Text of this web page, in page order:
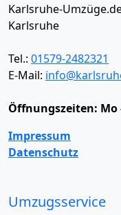
Karlsruhe-
Karlsruhe
Tel.: 01579-2482321
E-Mail:
Öffnungszeiten: Mo
Impressum
Datenschutz
Umzugsservice